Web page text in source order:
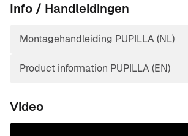
Info / Handleidingen
Montagehandleiding PUPILLA (NL)
Product information PUPILLA (EN)
Video